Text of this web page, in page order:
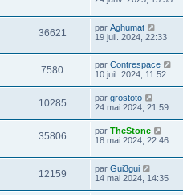
36621 par Aghumat
19 juil. 2024, 22:33
7580 par Contrespace
10 juil. 2024, 11:52
10285 par grostoto
24 mai 2024, 21:59
35806 par TheStone
18 mai 2024, 22:46
12159 par Gui3gui
14 mai 2024, 14:35